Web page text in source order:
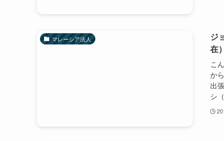
マレーシア法人
ジ
在
こ
か
出
シ